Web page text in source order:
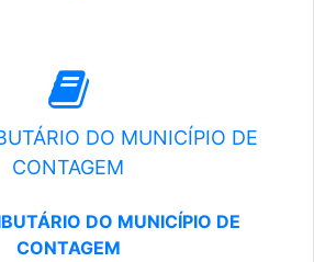
DO MUNICÍPIO DE
CONTAGEM
DO MUNICÍPIO DE
CONTAGEM